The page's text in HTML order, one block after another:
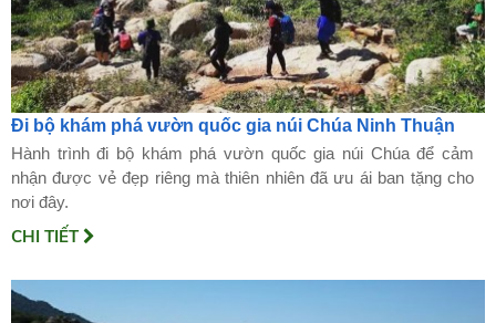
Đi bộ khám phá vườn quốc gia núi Chúa Ninh Thuận
Hành trình đi bộ khám phá vườn quốc gia núi Chúa để cảm
nhận được vẻ đẹp riêng mà thiên nhiên đã ưu ái ban tặng cho
nơi đây.
CHI TIẾT